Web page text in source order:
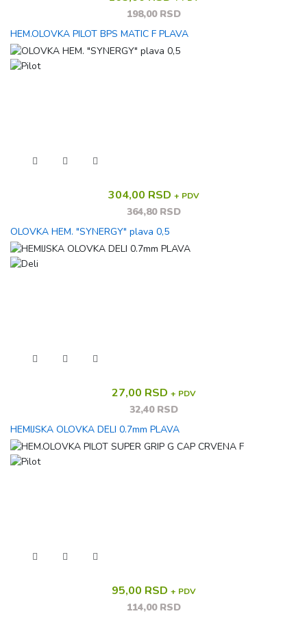
198,00 RSD
HEM.OLOVKA PILOT BPS MATIC F PLAVA
304,00 RSD + PDV
364,80 RSD
OLOVKA HEM. "SYNERGY" plava 0,5
27,00 RSD + PDV
32,40 RSD
HEMIJSKA OLOVKA DELI 0.7mm PLAVA
95,00 RSD + PDV
114,00 RSD